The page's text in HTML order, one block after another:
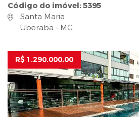
Código do imóvel: 5395
Santa Maria
Uberaba - MG
R$ 1.290.000,00